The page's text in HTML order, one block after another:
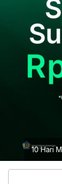
10 Hari